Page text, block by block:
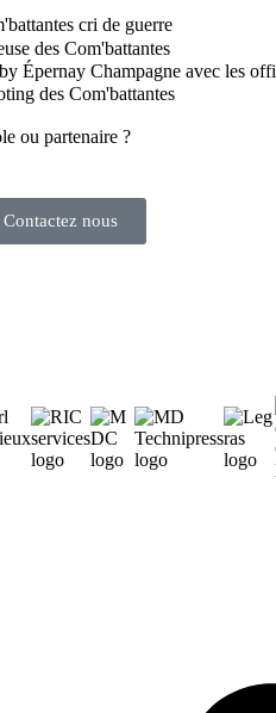
ou partenaire ?
Contactez nous